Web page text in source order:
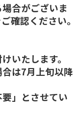
合がございま
確認ください。
いたします。
は7月上旬以降
」とさせてい